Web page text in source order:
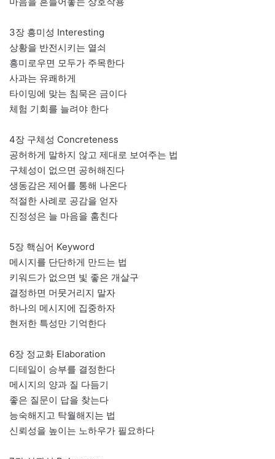
3장 흥미성 Interesting
상황을 반전시키는 열쇠
흥미로우면 모두가 주목한다
사과는 유쾌하게
타이밍에 맞는 침묵은 금이다
체험 기회를 늘려야 한다
4장 구체성 Concreteness
공허하게 말하지 않고 제대로 보여주는 법
구체성이 없으면 공허해진다
생동감은 제어를 통해 나온다
적절한 사례로 공감을 얻자
진정성은 늘 마음을 훔친다
5장 핵심어 Keyword
메시지를 단단하게 만드는 법
키워드가 없으면 빛 좋은 개살구
결정하면 머뭇거리지 말자
하나의 메시지에 집중하자
현저한 특성만 기억한다
6장 정교화 Elaboration
디테일이 승부를 결정한다
메시지의 양과 질 다듬기
좋은 질문이 답을 찾는다
능숙해지고 탁월해지는 법
신뢰성을 높이는 노하우가 필요하다